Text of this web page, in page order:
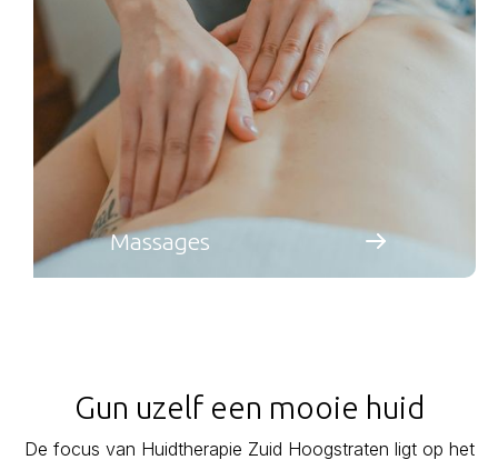
Massages
Gun uzelf een mooie huid
De focus van Huidtherapie Zuid Hoogstraten ligt op het